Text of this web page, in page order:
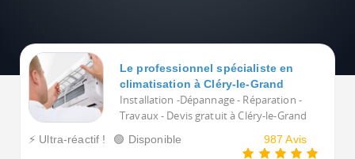
Le professionnel spécialiste en
climatisation à Cléry-le-Grand
Installation -Dépannage - Réparation -
Travaux - Devis gratuit à Cléry-le-Grand
⚡ Ultra-réactif ! 🟢 Disponible 987 Avis